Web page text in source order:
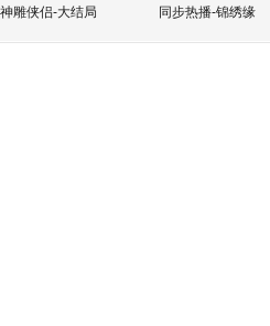
神雕侠侣-大结局 同步热播-锦绣缘